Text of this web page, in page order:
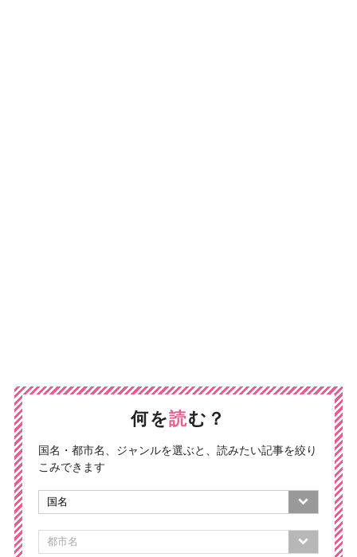
何を読む？
国名・都市名、ジャンルを選ぶと、読みたい記事を絞り
こみできます